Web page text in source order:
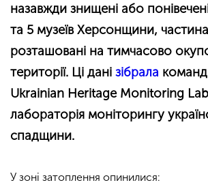
назавжди знищені або
та 5 музеїв Херсонщини,
розташовані на тимчасово
території. Ці дані зібрала
Ukrainian Heritage Monitoring
лабораторія моніторингу
спадщини.
У зоні затоплення опинилися: